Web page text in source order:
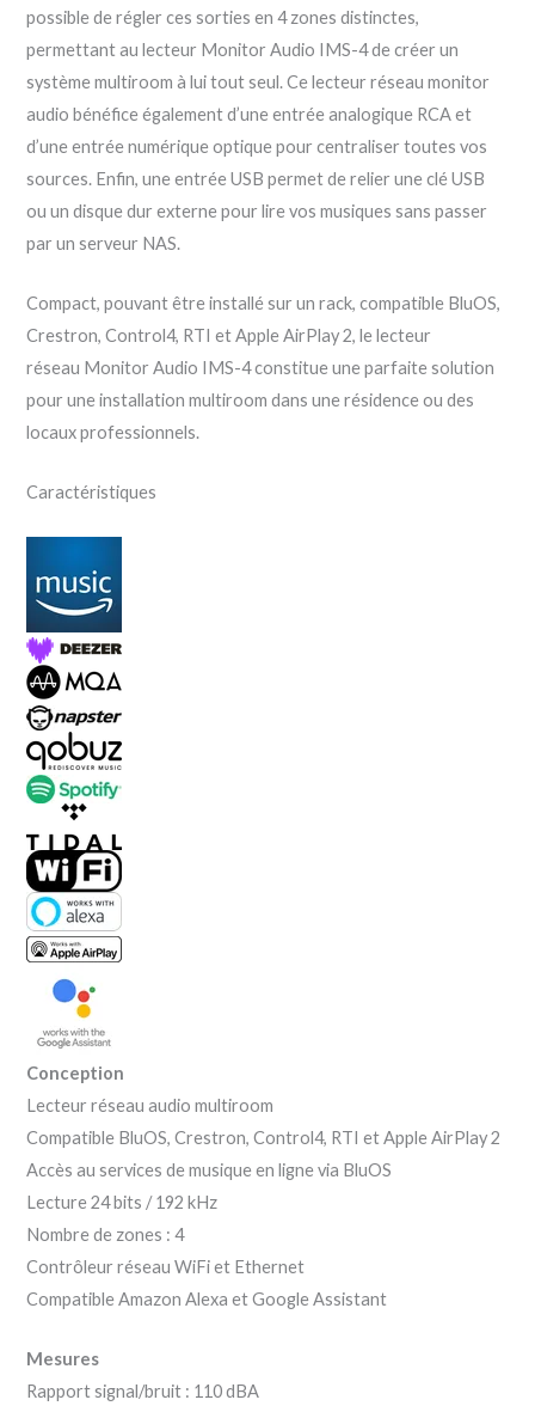
possible de régler ces sorties en 4 zones distinctes,
permettant au lecteur Monitor Audio IMS-4 de créer un
système multiroom à lui tout seul. Ce lecteur réseau monitor
audio bénéfice également d’une entrée analogique RCA et
d’une entrée numérique optique pour centraliser toutes vos
sources. Enfin, une entrée USB permet de relier une clé USB
ou un disque dur externe pour lire vos musiques sans passer
par un serveur NAS.
Compact, pouvant être installé sur un rack, compatible BluOS,
Crestron, Control4, RTI et Apple AirPlay 2, le lecteur
réseau Monitor Audio IMS-4 constitue une parfaite solution
pour une installation multiroom dans une résidence ou des
locaux professionnels.
Caractéristiques
Conception
Lecteur réseau audio multiroom
Compatible BluOS, Crestron, Control4, RTI et Apple AirPlay 2
Accès au services de musique en ligne via BluOS
Lecture 24 bits / 192 kHz
Nombre de zones : 4
Contrôleur réseau WiFi et Ethernet
Compatible Amazon Alexa et Google Assistant
Mesures
Rapport signal/bruit : 110 dBA